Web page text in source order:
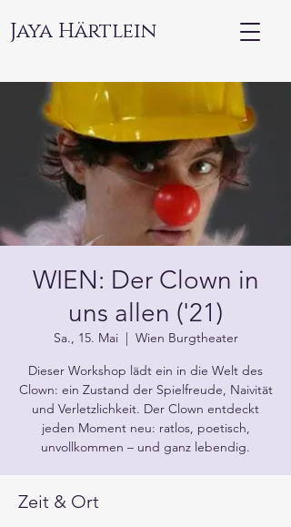
Jaya Härtlein
WIEN: Der Clown in
uns allen ('21)
Sa., 15. Mai
  |
Wien Burgtheater
Dieser Workshop lädt ein in die Welt des
Clown: ein Zustand der Spielfreude, Naivität
und Verletzlichkeit. Der Clown entdeckt
jeden Moment neu: ratlos, poetisch,
unvollkommen – und ganz lebendig.
Zeit & Ort